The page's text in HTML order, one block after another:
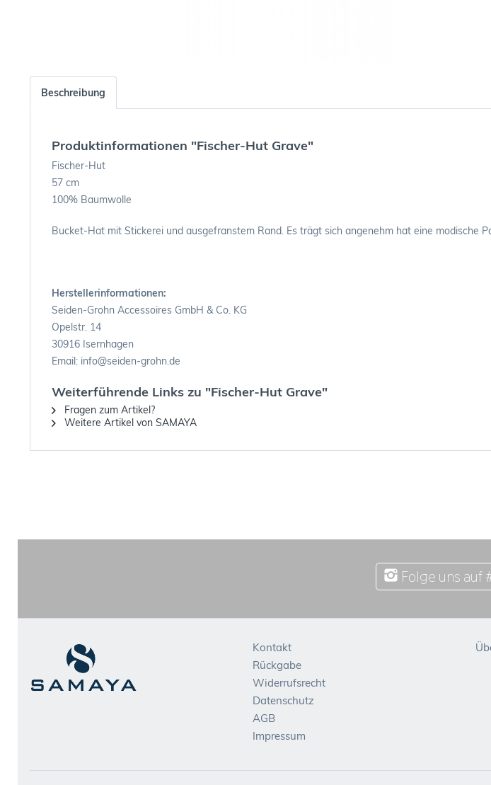
Beschreibung
Produktinformationen "Fischer-Hut Grave"
Fischer-Hut
57 cm
100% Baumwolle
Bucket-Hat mit Stickerei und ausgefranstem Rand. Es trägt sich angenehm hat eine modische
Herstellerinformationen:
Seiden-Grohn Accessoires GmbH & Co. KG
Opelstr. 14
30916 Isernhagen
Email: info@seiden-grohn.de
Weiterführende Links zu "Fischer-Hut Grave"
Fragen zum Artikel?
Weitere Artikel von SAMAYA
Folge uns auf
Kontakt
Rückgabe
Widerrufsrecht
Datenschutz
AGB
Impressum